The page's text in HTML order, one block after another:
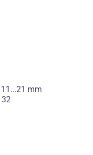
11...21 mm
32